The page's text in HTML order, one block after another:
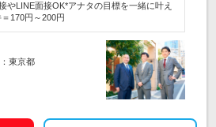
やLINE面接OK*アナタの目標を一緒に叶え
170円～200円
東京都